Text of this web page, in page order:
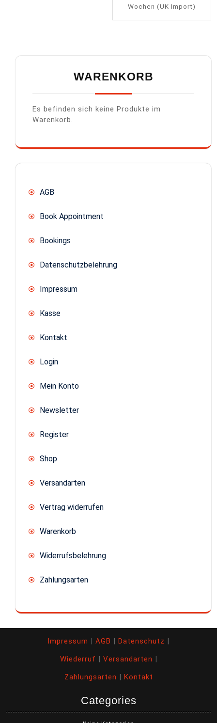
Wochen (UK Import)
WARENKORB
Es befinden sich keine Produkte im
Warenkorb.
AGB
Book Appointment
Bookings
Datenschutzbelehrung
Impressum
Kasse
Kontakt
Login
Mein Konto
Newsletter
Register
Shop
Versandarten
Vertrag widerrufen
Warenkorb
Widerrufsbelehrung
Zahlungsarten
Impressum | AGB | Datenschutz |
Wiederruf | Versandarten |
Zahlungsarten | Kontakt
Categories